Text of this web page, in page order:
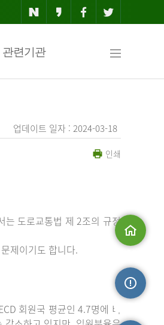
관련기관
맵
업데이트 일자 : 2024-03-18
인쇄
는 도로교통법 제 2조의 규정
제이기도 합니다.
회원국 평균인 4.7명에 비